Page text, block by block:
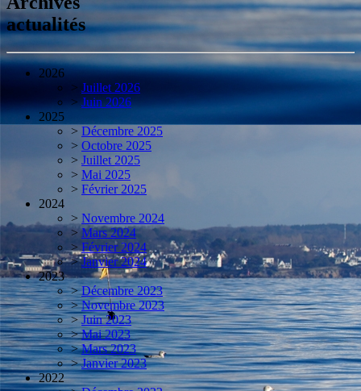
actualités
2026
> Juillet 2026
> Juin 2026
2025
> Décembre 2025
> Octobre 2025
> Juillet 2025
> Mai 2025
> Février 2025
2024
> Novembre 2024
> Mars 2024
> Février 2024
> Janvier 2024
2023
> Décembre 2023
> Novembre 2023
> Juin 2023
> Mai 2023
> Mars 2023
> Janvier 2023
2022